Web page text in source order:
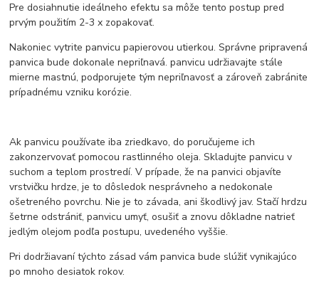
Pre dosiahnutie ideálneho efektu sa môže tento postup pred
prvým použitím 2-3 x zopakovať.
Nakoniec vytrite panvicu papierovou utierkou. Správne pripravená
panvica bude dokonale nepriľnavá. panvicu udržiavajte stále
mierne mastnú, podporujete tým nepriľnavosť a zároveň zabránite
prípadnému vzniku korózie.
Ak panvicu používate iba zriedkavo, do poručujeme ich
zakonzervovať pomocou rastlinného oleja. Skladujte panvicu v
suchom a teplom prostredí. V prípade, že na panvici objavíte
vrstvičku hrdze, je to dôsledok nesprávneho a nedokonale
ošetreného povrchu. Nie je to závada, ani škodlivý jav. Stačí hrdzu
šetrne odstrániť, panvicu umyť, osušiť a znovu dôkladne natrieť
jedlým olejom podľa postupu, uvedeného vyššie.
Pri dodržiavaní týchto zásad vám panvica bude slúžiť vynikajúco
po mnoho desiatok rokov.